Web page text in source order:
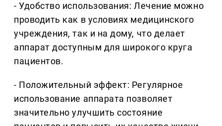
- Удобство использования: Лечение можно
проводить как в условиях медицинского
учреждения, так и на дому, что делает
аппарат доступным для широкого круга
пациентов.
- Положительный эффект: Регулярное
использование аппарата позволяет
значительно улучшить состояние